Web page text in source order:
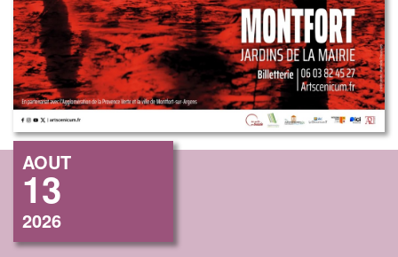
AOUT
13
2026